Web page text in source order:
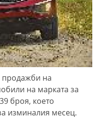
на
на марката за
броя, което
изминалия месец.